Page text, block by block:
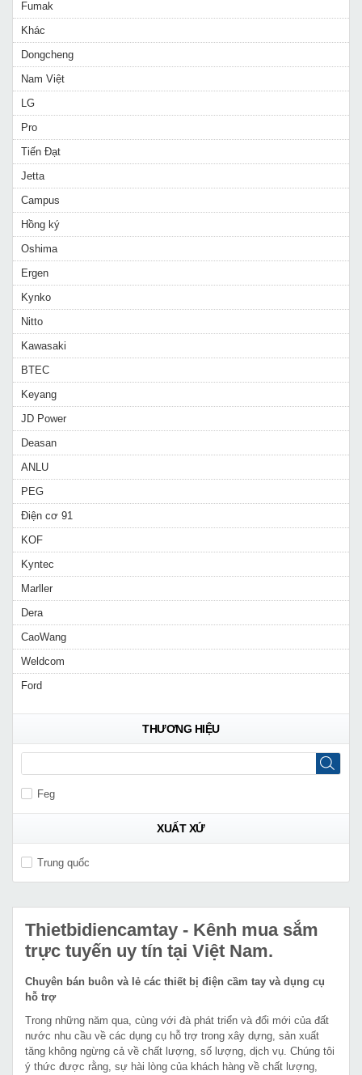
Fumak
Khác
Dongcheng
Nam Việt
LG
Pro
Tiến Đạt
Jetta
Campus
Hồng ký
Oshima
Ergen
Kynko
Nitto
Kawasaki
BTEC
Keyang
JD Power
Deasan
ANLU
PEG
Điện cơ 91
KOF
Kyntec
Marller
Dera
CaoWang
Weldcom
Ford
THƯƠNG HIỆU
Feg
XUẤT XỨ
Trung quốc
Thietbidiencamtay - Kênh mua sắm
trực tuyến uy tín tại Việt Nam.
Chuyên bán buôn và lẻ các thiết bị điện cầm tay và dụng cụ
hỗ trợ
Trong những năm qua, cùng với đà phát triển và đổi mới của đất
nước nhu cầu về các dụng cụ hỗ trợ trong xây dựng, sản xuất
tăng không ngừng cả về chất lượng, số lượng, dịch vụ. Chúng tôi
ý thức được rằng, sự hài lòng của khách hàng về chất lượng,